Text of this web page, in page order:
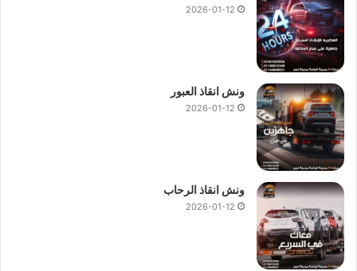
2026-01-12
ونش انقاذ العبور
2026-01-12
ونش انقاذ الرحاب
2026-01-12